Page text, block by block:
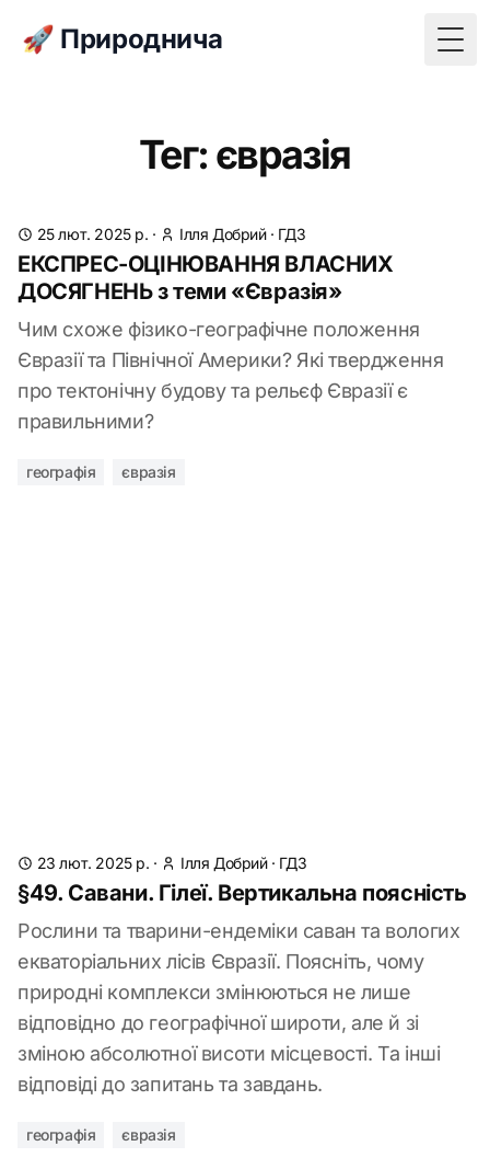
🚀 Природнича
Тег: євразія
25 лют. 2025 р. · Ілля Добрий· ГДЗ
ЕКСПРЕС-ОЦІНЮВАННЯ ВЛАСНИХ
ДОСЯГНЕНЬ з теми «Євразія»
Чим схоже фізико-географічне положення
Євразії та Північної Америки? Які твердження
про тектонічну будову та рельєф Євразії є
правильними?
географія євразія
23 лют. 2025 р. · Ілля Добрий· ГДЗ
§49. Савани. Гілеї. Вертикальна поясність
Рослини та тварини-ендеміки саван та вологих
екваторіальних лісів Євразії. Поясніть, чому
природні комплекси змінюються не лише
відповідно до географічної широти, але й зі
зміною абсолютної висоти місцевості. Та інші
відповіді до запитань та завдань.
географія євразія